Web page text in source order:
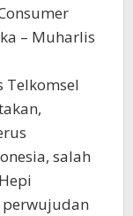
– Muharlis
Telkomsel
salah
perwujudan